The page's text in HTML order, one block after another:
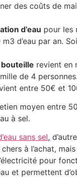
des coûts de
d’eau pour les
d’eau par an.
bouteille revient en
de 4 personnes.
entre 50€ et
moyen entre
à sel.
sans sel,
à l’achat,
pour
et permettent